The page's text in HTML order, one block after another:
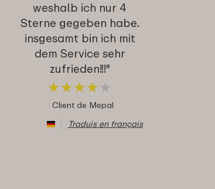
weshalb ich nur 4
Sterne gegeben habe.
insgesamt bin ich mit
dem Service sehr
zufrieden!!!"
★★★★ ★
★★★★ ★
Client de Mepal
Traduis en français